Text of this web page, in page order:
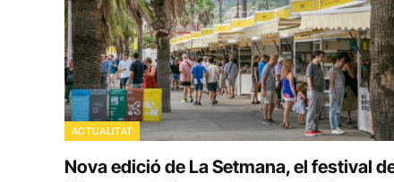
ACTUALITAT
Nova edició de La Setmana, el festival